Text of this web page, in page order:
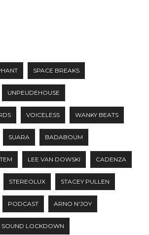
SPACE BREAKS
UNPEUDEHOUSE
VOICELESS WANKY BEATS
SUARA BADABOUM
LEE VAN DOWSKI CADENZA
STEREOLUX STACEY PULLEN
PODCAST ARNO N'JOY
SOUND LOCKDOWN